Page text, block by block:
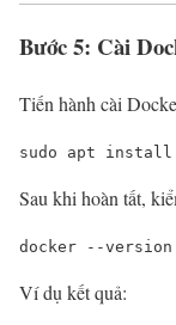
Bước 5: Cài
Tiến hành cài
sudo apt install
Sau khi hoàn tất,
docker --version
Ví dụ kết quả: